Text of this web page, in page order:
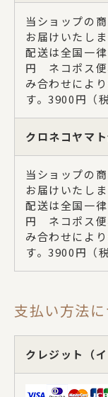
当ショップの
お届けいたしま
配送は全国一
円 ネコポス便
み合わせによ
す。3900円（
クロネコヤマト
当ショップの
お届けいたしま
配送は全国一
円 ネコポス便
み合わせによ
す。3900円（
支払い方法
クレジット（イ